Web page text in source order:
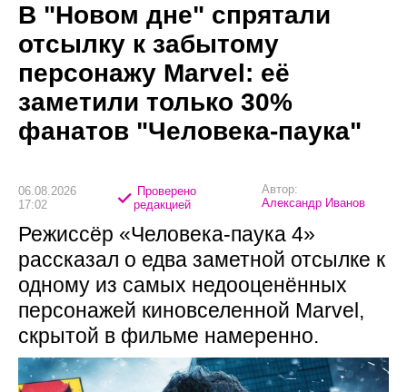
В "Новом дне" спрятали
отсылку к забытому
персонажу Marvel: её
заметили только 30%
фанатов "Человека-паука"
06.08.2026
17:02
Проверено
редакцией
Автор:
Александр Иванов
Режиссёр «Человека-паука 4»
рассказал о едва заметной отсылке к
одному из самых недооценённых
персонажей киновселенной Marvel,
скрытой в фильме намеренно.